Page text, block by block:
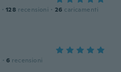
· 128 recensioni · 26 caricamenti
· 6 recensioni